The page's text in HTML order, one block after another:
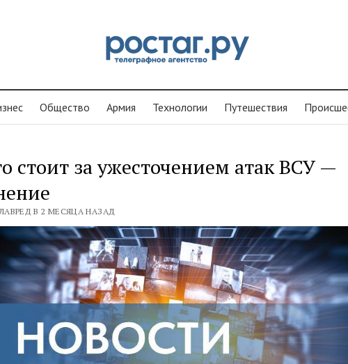
Общество Армия Технологии Путешествия
стоит за ужесточением атак ВСУ —
В 2 МЕСЯЦА НАЗАД